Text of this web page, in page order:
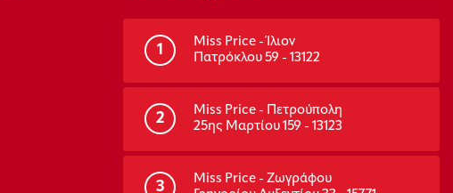
1
Miss Price - Ίλιον
Πατρόκλου 59 - 13122
2
Miss Price - Πετρούπολη
25ης Μαρτίου 159 - 13123
3
Miss Price - Ζωγράφου